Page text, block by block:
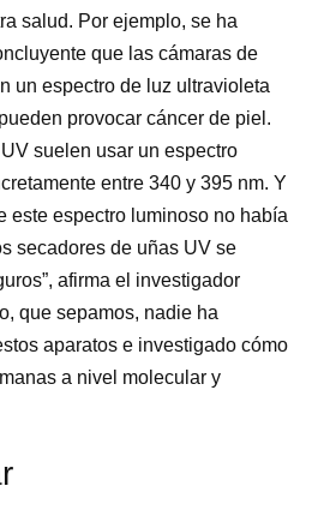
salud. Por ejemplo, se ha
que las cámaras de
un espectro de luz ultravioleta
provocar cáncer de piel.
suelen usar un espectro
entre 340 y 395 nm. Y
este espectro luminoso no había
secadores de uñas UV se
afirma el investigador
que sepamos, nadie ha
aparatos e investigado cómo
a nivel molecular y